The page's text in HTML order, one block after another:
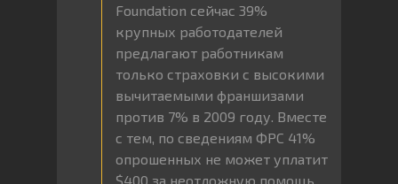
Foundation сейчас 39%
крупных работодателей
предлагают работникам
только страховки с высокими
вычитаемыми франшизами
против 7% в 2009 году. Вместе
с тем, по сведениям ФРС 41%
опрошенных не может уплатит
$400 за неотложную помощь,